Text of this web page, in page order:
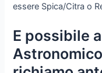
essere Spica/Citra o
E possibile